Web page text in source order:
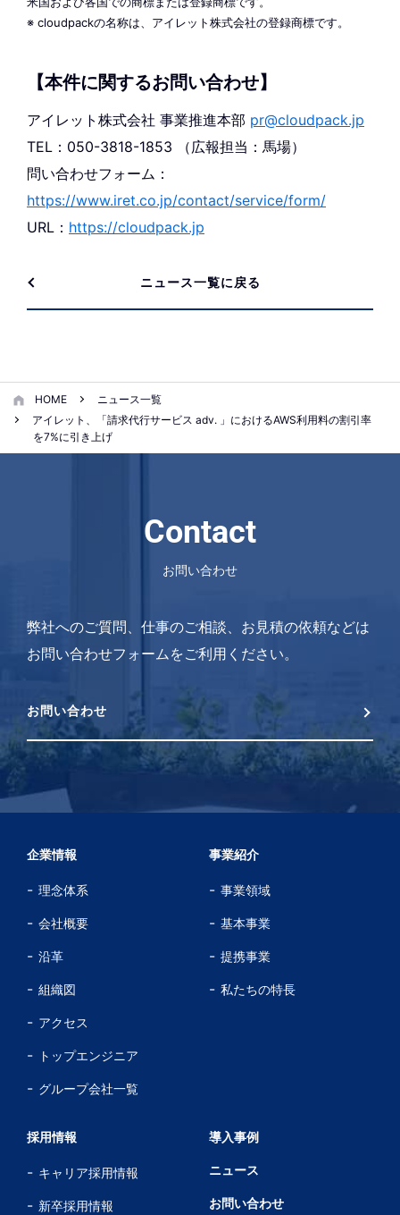
※ cloudpackの名称は、アイレット株式会社の登録商標です。
【本件に関するお問い合わせ】
アイレット株式会社 事業推進本部 pr@cloudpack.jp
TEL：050-3818-1853 （広報担当：馬場）
問い合わせフォーム：
https://www.iret.co.jp/contact/service/form/
URL： https://cloudpack.jp
ニュース一覧に戻る
HOME
ニュース一覧
アイレット、「請求代行サービス adv. 」におけるAWS利用料の割引率
を7%に引き上げ
Contact
お問い合わせ
弊社へのご質問、仕事のご相談、お見積の依頼などは
お問い合わせフォームをご利用ください。
お問い合わせ
企業情報
理念体系
会社概要
沿革
組織図
アクセス
トップエンジニア
グループ会社一覧
事業紹介
事業領域
基本事業
提携事業
私たちの特長
採用情報
キャリア採用情報
新卒採用情報
導入事例
ニュース
お問い合わせ